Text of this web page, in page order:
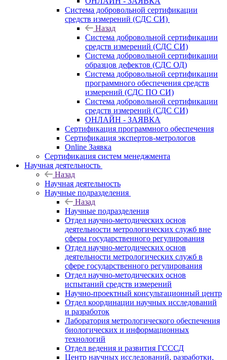
Система добровольной сертификации
средств измерений (СДС СИ)
Назад
Система добровольной сертификации
средств измерений (СДС СИ)
Система добровольной сертификации
образцов дефектов (СДС ОД)
Система добровольной сертификации
программного обеспечения средств
измерений (СДС ПО СИ)
Система добровольной сертификации
средств измерений (СДС СИ)
ОНЛАЙН - ЗАЯВКА
Сертификация программного обеспечения
Сертификация экспертов-метрологов
Online Заявка
Сертификация систем менеджмента
Научная деятельность
Назад
Научная деятельность
Научные подразделения
Назад
Научные подразделения
Отдел научно-методических основ
деятельности метрологических служб вне
сферы государственного регулирования
Отдел научно-методических основ
деятельности метрологических служб в
сфере государственного регулирования
Отдел научно-методических основ
испытаний средств измерений
Научно-проектный консультационный центр
Отдел координации научных исследований
и разработок
Лаборатория метрологического обеспечения
биологических и информационных
технологий
Отдел ведения и развития ГСССД
Центр научных исследований, разработки,